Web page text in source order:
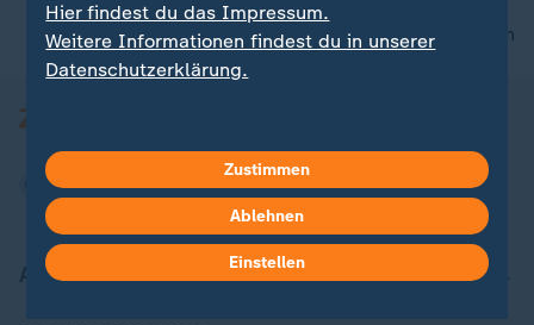
nach oben
Aktuell bei ZDFheute
Hier findest du das Impressum.
Weitere Informationen findest du in unserer
Datenschutzerklärung.
Zustimmen
Ablehnen
Einstellen